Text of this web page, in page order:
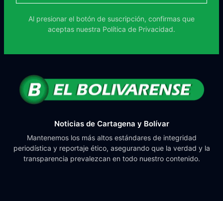
Al presionar el botón de suscripción, confirmas que
aceptas nuestra Política de Privacidad.
Noticias de Cartagena y Bolívar
Mantenemos los más altos estándares de integridad
periodística y reportaje ético, asegurando que la verdad y la
transparencia prevalezcan en todo nuestro contenido.